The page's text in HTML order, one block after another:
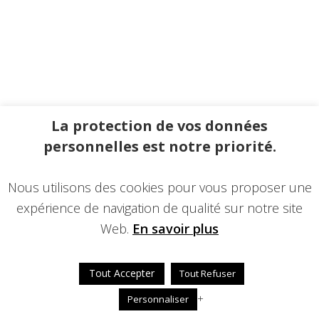
La protection de vos données
personnelles est notre priorité.
Nous utilisons des cookies pour vous proposer une
expérience de navigation de qualité sur notre site
Web. En savoir plus
Tout Accepter
Tout Refuser
Personnaliser
+